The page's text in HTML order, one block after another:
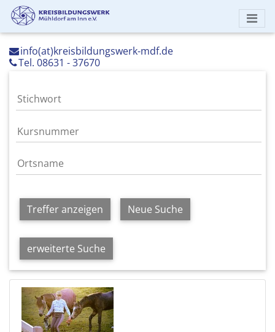
info(at)kreisbildungswerk-mdf.de
Tel. 08631 - 37670
Treffer anzeigen Neue Suche
erweiterte Suche